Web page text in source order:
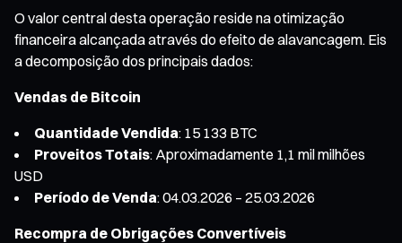
O valor central desta operação reside na otimização
financeira alcançada através do efeito de alavancagem. Eis
a decomposição dos principais dados:
Vendas de Bitcoin
Quantidade Vendida: 15 133 BTC
Proveitos Totais: Aproximadamente 1,1 mil milhões
USD
Período de Venda: 04.03.2026 – 25.03.2026
Recompra de Obrigações Convertíveis